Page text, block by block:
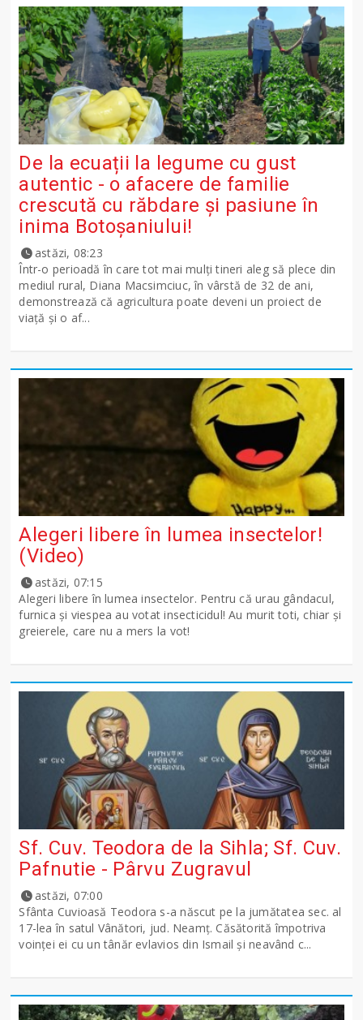
De la ecuații la legume cu gust
autentic - o afacere de familie
crescută cu răbdare și pasiune în
inima Botoșaniului!
astăzi, 08:23
Într-o perioadă în care tot mai mulți tineri aleg să plece din
mediul rural, Diana Macsimciuc, în vârstă de 32 de ani,
demonstrează că agricultura poate deveni un proiect de
viață și o af...
Alegeri libere în lumea insectelor!
(Video)
astăzi, 07:15
Alegeri libere în lumea insectelor. Pentru că urau gândacul,
furnica și viespea au votat insecticidul! Au murit toti, chiar și
greierele, care nu a mers la vot!
Sf. Cuv. Teodora de la Sihla; Sf. Cuv.
Pafnutie - Pârvu Zugravul
astăzi, 07:00
Sfânta Cuvioasă Teodora s-a născut pe la jumătatea sec. al
17-lea în satul Vânători, jud. Neamţ. Căsătorită împotriva
voinţei ei cu un tânăr evlavios din Ismail şi neavând c...